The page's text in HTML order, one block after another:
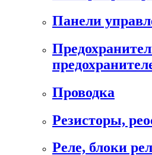
Панели
Проводка
Резисторы,
Реле, блоки